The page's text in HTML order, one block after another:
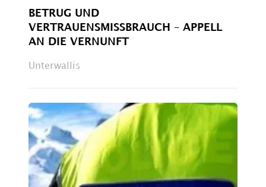
BETRUG UND
VERTRAUENSMISSBRAUCH – APPELL
AN DIE VERNUNFT
Unterwallis